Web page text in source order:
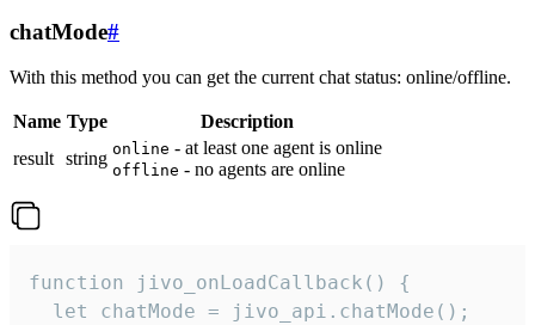
chatMode#
With this method you can get the current chat status: online/offline.
Name Type
Description
result string online - at least one agent is online
offline - no agents are online
function jivo_onLoadCallback() {
  let chatMode = jivo_api.chatMode();